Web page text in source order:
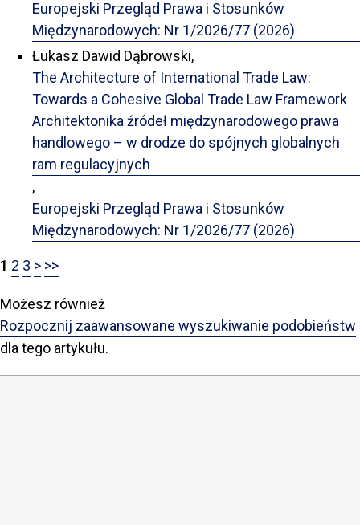
Europejski Przegląd Prawa i Stosunków
Międzynarodowych: Nr 1/2026/77 (2026)
Łukasz Dawid Dąbrowski,
The Architecture of International Trade Law:
Towards a Cohesive Global Trade Law Framework
Architektonika źródeł międzynarodowego prawa
handlowego – w drodze do spójnych globalnych
ram regulacyjnych
,
Europejski Przegląd Prawa i Stosunków
Międzynarodowych: Nr 1/2026/77 (2026)
1 2 3 > >>
Możesz również
Rozpocznij zaawansowane wyszukiwanie podobieństw
dla tego artykułu.